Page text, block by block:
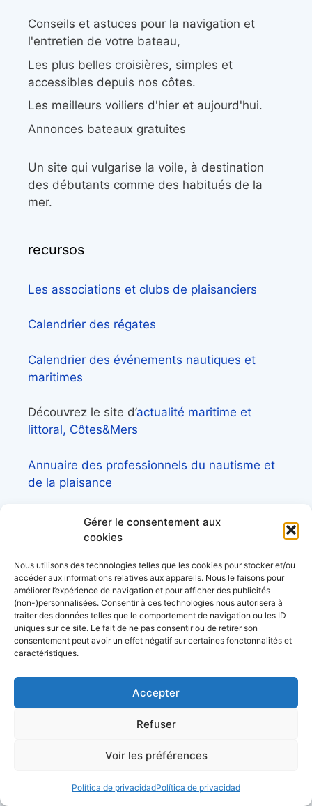
Gérer le consentement aux
cookies
Nous utilisons des technologies telles que les cookies pour stocker et/ou
accéder aux informations relatives aux appareils. Nous le faisons pour
améliorer l’expérience de navigation et pour afficher des publicités
(non-)personnalisées. Consentir à ces technologies nous autorisera à
traiter des données telles que le comportement de navigation ou les ID
uniques sur ce site. Le fait de ne pas consentir ou de retirer son
consentement peut avoir un effet négatif sur certaines fonctonnalités et
caractéristiques.
Accepter
Refuser
Voir les préférences
Política de privacidadPolítica de privacidad
Conseils et astuces pour la navigation et
l'entretien de votre bateau,
Les plus belles croisières, simples et
accessibles depuis nos côtes.
Les meilleurs voiliers d'hier et aujourd'hui.
Annonces bateaux gratuites
Un site qui vulgarise la voile, à destination
des débutants comme des habitués de la
mer.
recursos
Les associations et clubs de plaisanciers
Calendrier des régates
Calendrier des événements nautiques et
maritimes
Découvrez le site d’actualité maritime et
littoral, Côtes&Mers
Annuaire des professionnels du nautisme et
de la plaisance
Descubra nuestros dossiers
Lexique de la mer et des bateaux
L’almanach du plaisancier
Lexique du nautisme anglais/français
Quelle assurance bateau choisir? le guide
Le guide d’achat d’un bateau